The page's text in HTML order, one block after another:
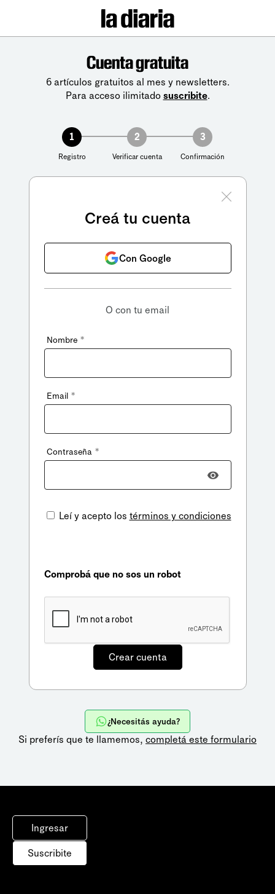
Cuenta gratuita
6 artículos gratuitos al mes y newsletters.
Para acceso ilimitado suscribite.
1
Registro
2
Verificar cuenta
3
Confirmación
Creá tu cuenta
Con Google
O con tu email
Nombre *
Email *
Contraseña *
Leí y acepto los términos y condiciones
Comprobá que no sos un robot
¿Necesitás ayuda?
Si preferís que te llamemos, completá este formulario
Ingresar
Suscribite